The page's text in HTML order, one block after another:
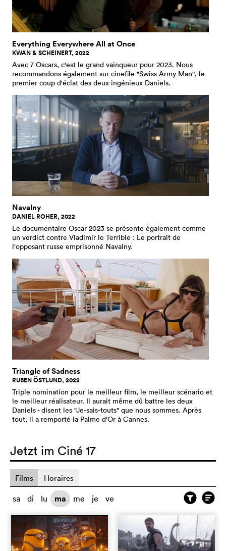
Everything Everywhere All at Once
KWAN & SCHEINERT, 2022
Avec 7 Oscars, c'est le grand vainqueur pour 2023. Nous
recommandons également sur cinefile "Swiss Army Man", le
premier coup d'éclat des deux ingénieux Daniels.
Navalny
DANIEL ROHER, 2022
Le documentaire Oscar 2023 se présente également comme
un verdict contre Vladimir le Terrible : Le portrait de
l'opposant russe emprisonné Navalny.
Triangle of Sadness
RUBEN ÖSTLUND, 2022
Triple nomination pour le meilleur film, le meilleur scénario et
le meilleur réalisateur. Il aurait même dû battre les deux
Daniels - disent les "Je-sais-touts" que nous sommes. Après
tout, il a remporté la Palme d'Or à Cannes.
Jetzt im Ciné 17
Films Horaires
sa di lu ma me je ve